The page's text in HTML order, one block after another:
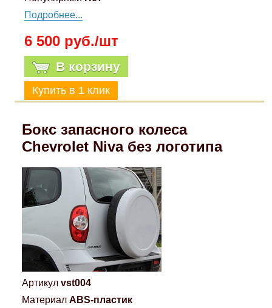
Подробнее...
6 500 руб./шт
В корзину
Бокс запасного колеса
Chevrolet Niva без логотипа
Артикул vst004
Материал ABS-пластик
Volkswagen
УАЗ
Дополнительные товары